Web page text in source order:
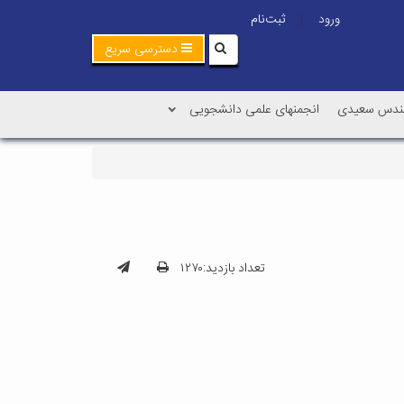
ورود |
ثبت‌نام
دسترسی سریع
سعیدی انجمنهای علمی دانشجویی
تعداد بازدید:۱۲۷۰